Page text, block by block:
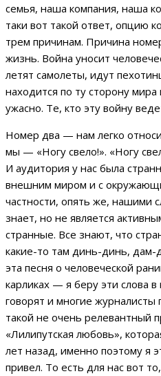
семья, наша компания, наша
таки вот такой ответ, опцию
трем причинам. Причина
жизнь. Война уносит
летят самолеты, идут
находится по ту сторону
ужасно. Те, кто эту войну
Номер два — нам легко
мы — «Ногу свело!». «Ногу
И аудитория у нас была
внешним миром и с
частности, опять же, нашими
знает, но не является
странные. Все знают, что
какие-то там динь-динь, дам-
эта песня о человеческой
карликах — я беру эти слова
говорят и многие журналисты
такой не очень релевантный
«Лилипутская любовь»,
лет назад, именно поэтому я
привел. То есть для нас вот